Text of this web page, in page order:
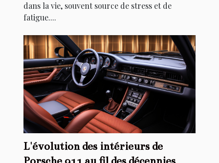
dans la vie, souvent source de stress et de
fatigue....
L'évolution des intérieurs de